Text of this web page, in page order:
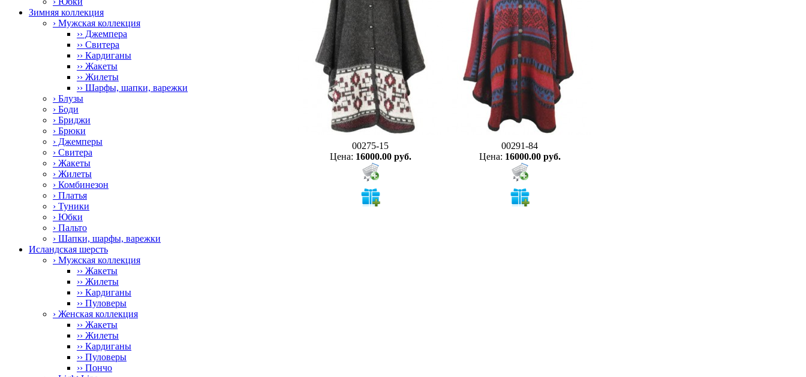
Зимняя коллекция
› Мужская коллекция
›› Джемпера
›› Свитера
›› Кардиганы
›› Жакеты
›› Жилеты
›› Шарфы, шапки, варежки
› Блузы
› Боди
› Бриджи
› Брюки
› Джемперы
› Свитера
› Жакеты
› Жилеты
› Комбинезон
› Платья
› Туники
› Юбки
› Пальто
› Шапки, шарфы, варежки
Исландская шерсть
› Мужская коллекция
›› Жакеты
›› Жилеты
›› Кардиганы
›› Пуловеры
› Женская коллекция
›› Жакеты
›› Жилеты
›› Кардиганы
›› Пуловеры
›› Пончо
00275-15
Цена: 16000.00 руб.
00291-84
Цена: 16000.00 руб.